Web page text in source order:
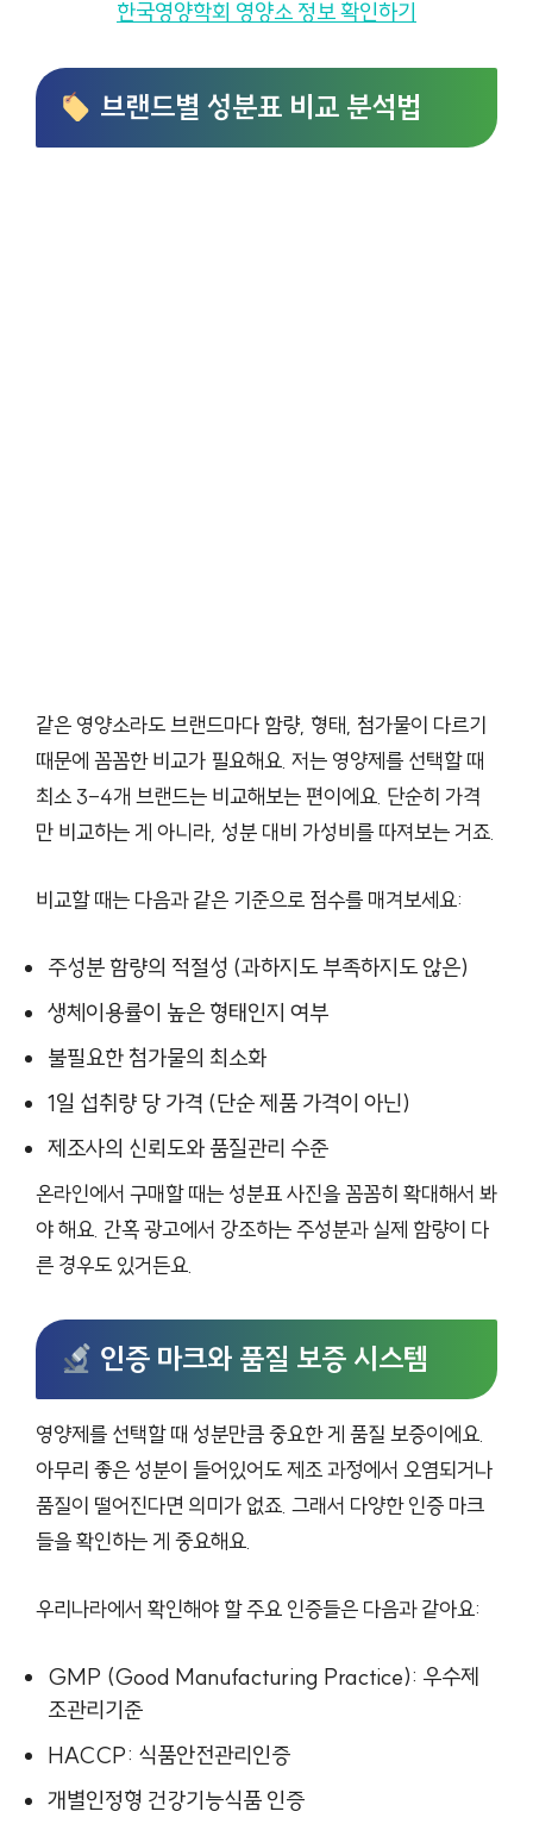
한국영양학회 영양소 정보 확인하기
브랜드별 성분표 비교 분석법
같은 영양소라도 브랜드마다 함량, 형태, 첨가물이 다르기
때문에 꼼꼼한 비교가 필요해요. 저는 영양제를 선택할 때
최소 3-4개 브랜드는 비교해보는 편이에요. 단순히 가격
만 비교하는 게 아니라, 성분 대비 가성비를 따져보는 거죠.
비교할 때는 다음과 같은 기준으로 점수를 매겨보세요:
주성분 함량의 적절성 (과하지도 부족하지도 않은)
생체이용률이 높은 형태인지 여부
불필요한 첨가물의 최소화
1일 섭취량 당 가격 (단순 제품 가격이 아닌)
제조사의 신뢰도와 품질관리 수준
온라인에서 구매할 때는 성분표 사진을 꼼꼼히 확대해서 봐
야 해요. 간혹 광고에서 강조하는 주성분과 실제 함량이 다
른 경우도 있거든요.
인증 마크와 품질 보증 시스템
영양제를 선택할 때 성분만큼 중요한 게 품질 보증이에요.
아무리 좋은 성분이 들어있어도 제조 과정에서 오염되거나
품질이 떨어진다면 의미가 없죠. 그래서 다양한 인증 마크
들을 확인하는 게 중요해요.
우리나라에서 확인해야 할 주요 인증들은 다음과 같아요:
GMP (Good Manufacturing Practice): 우수제
조관리기준
HACCP: 식품안전관리인증
개별인정형 건강기능식품 인증